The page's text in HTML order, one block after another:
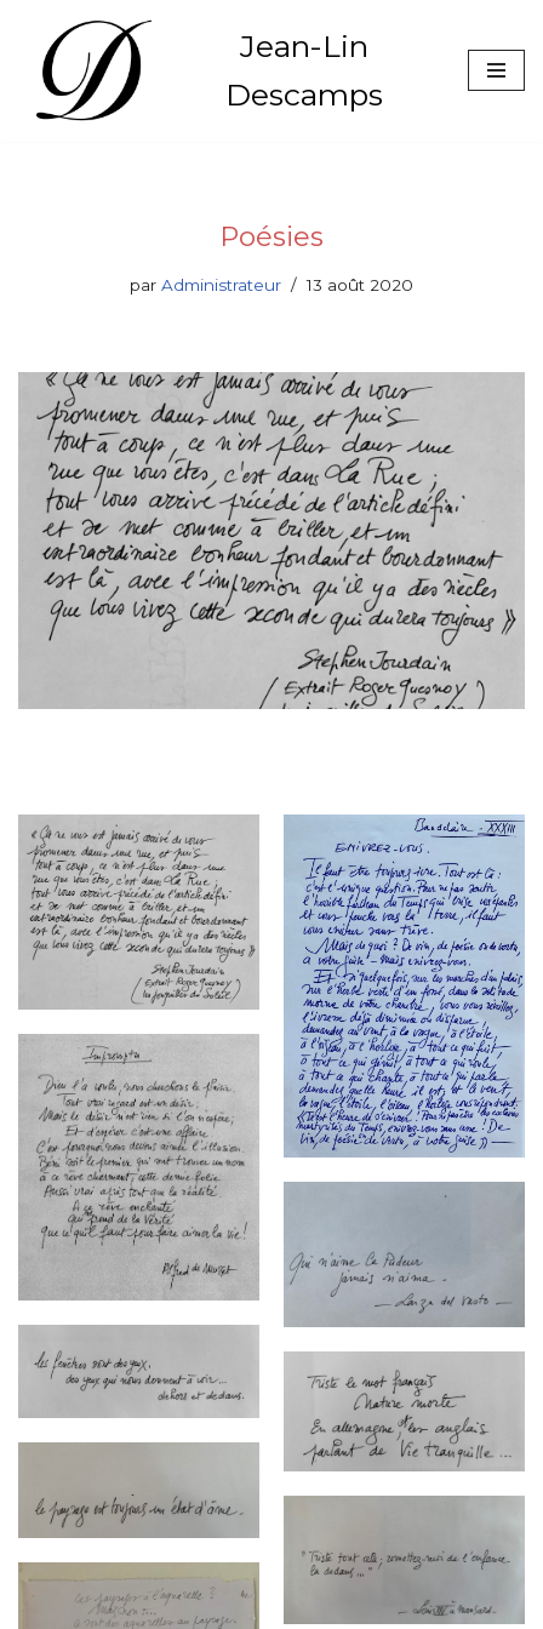
Aller
contenu
Jean-Lin
Descamps
Poésies
par Administrateur 13 août 2020